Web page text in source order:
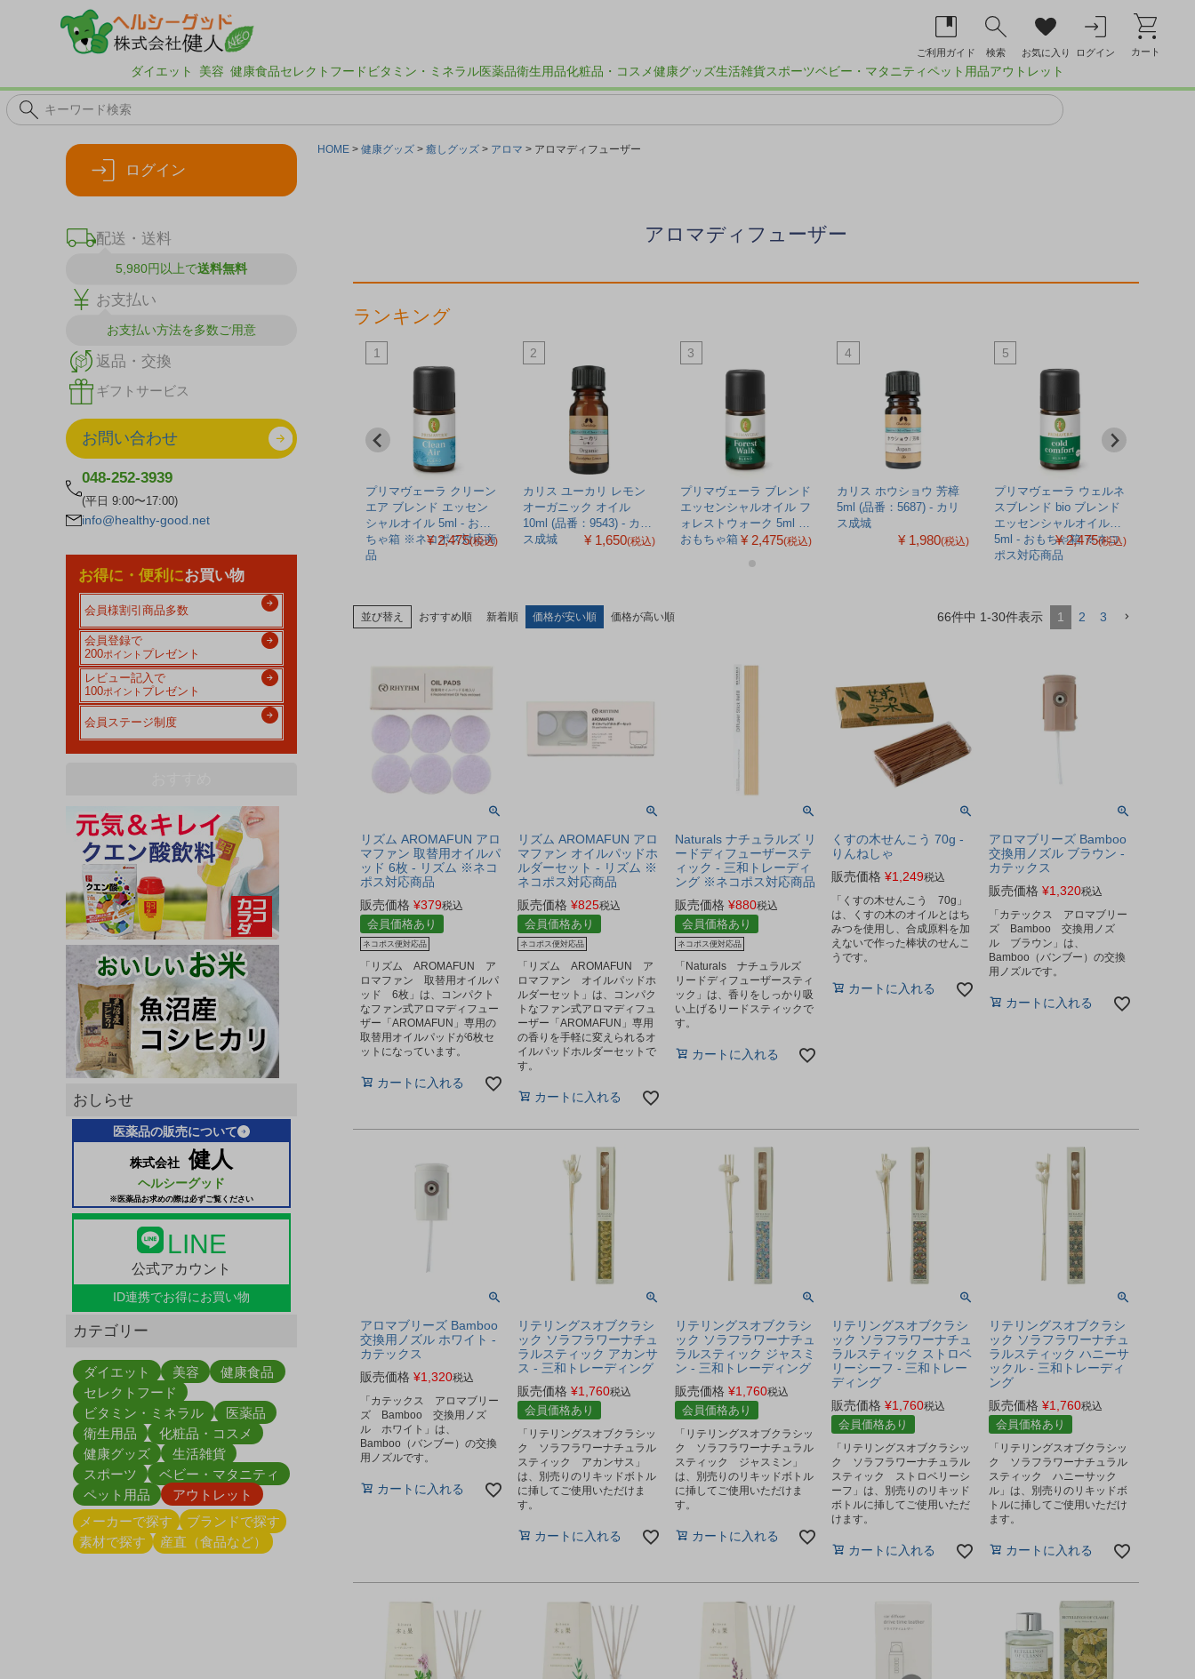
ご利用ガイド 検索 お気に入り ログイン カート
ダイエット 美容 健康食品セレクトフード ビタミン・ミネラル医薬品衛生用品化粧品・コスメ健康グッズ生活雑貨スポーツベビー・マタニティペット用品アウトレット
ログイン
配送・送料
5,980円以上で送料無料
お支払い
お支払い方法を多数ご用意
返品・交換
ギフトサービス
お問い合わせ
048-252-3939
(平日 9:00〜17:00)
info@healthy-good.net
お得に・便利にお買い物
会員様割引商品多数
会員登録で
200ポイント プレゼント
レビュー記入で
100ポイント プレゼント
会員ステージ制度
おしらせ
医薬品の販売について
株式会社 健人
ヘルシーグッド
※医薬品お求めの際は必ずご覧ください
LINE
公式アカウント
ID連携でお得にお買い物
カテゴリー
ダイエット 美容
健康食品
セレクトフード
ビタミン・ミネラル
医薬品
衛生用品
化粧品・コスメ
健康グッズ
生活雑貨
スポーツ
ベビー・マタニティ
ペット用品
アウトレット
メーカーで探す
ブランドで探す
素材で探す
産直（食品など）
HOME 健康グッズ 癒しグッズ アロマ アロマディフューザー
アロマディフューザー
ランキング
3秒補整ビューティシェ
イプブラ L - コジット
ャルオイル 5ml - おもち
1
プリマヴェーラ クリーン
エア ブレンド エッセン
シャルオイル 5ml - おも
ちゃ箱 ※ネコポス対応商
品
¥ 2,475(税込)
2
カリス ユーカリ レモン
オーガニック オイル
10ml (品番：9543) - カリ
ス成城
¥ 1,650(税込)
3
プリマヴェーラ ブレンド
エッセンシャルオイル フ
ォレストウォーク 5ml -
おもちゃ箱 ¥ 2,475(税込)
4
カリス ホウショウ 芳樟
5ml (品番：5687) - カリ
ス成城
¥ 1,980(税込)
5
プリマヴェーラ ウェルネ
スブレンド bio ブレンド
エッセンシャルオイル
5ml - おもちゃ箱 ※ネコ
ポス対応商品
¥ 2,475(税込)
並び替え おすすめ順 新着順 価格が安い順 価格が高い順 66件中 1-30件表示 1 2 3
リズム AROMAFUN アロ
マファン 取替用オイルパ
ッド 6枚 - リズム ※ネコ
ポス対応商品
販売価格 ¥379税込
会員価格あり
ネコポス便対応品
「リズム AROMAFUN ア
ロマファン 取替用オイルパ
ッド 6枚」は、コンパクト
なファン式アロマディフュー
ザー「AROMAFUN」専用の
取替用オイルパッドが6枚セ
ットになっています。
カートに入れる
リズム AROMAFUN アロ
マファン オイルパッドホ
ルダーセット - リズム ※
ネコポス対応商品
販売価格 ¥825税込
会員価格あり
ネコポス便対応品
「リズム AROMAFUN ア
ロマファン オイルパッドホ
ルダーセット」は、コンパク
トなファン式アロマディフュ
ーザー「AROMAFUN」専用
の香りを手軽に変えられるオ
イルパッドホルダーセットで
す。
カートに入れる
Naturals ナチュラルズ リ
ードディフューザーステ
ィック - 三和トレーディ
ング ※ネコポス対応商品
販売価格 ¥880税込
会員価格あり
ネコポス便対応品
「Naturals ナチュラルズ
リードディフューザースティ
ック」は、香りをしっかり吸
い上げるリードスティックで
す。
カートに入れる
くすの木せんこう 70g -
りんねしゃ
販売価格 ¥1,249税込
「くすの木せんこう 70g」
は、くすの木のオイルとはち
みつを使用し、合成原料を加
えないで作った棒状のせんこ
うです。
カートに入れる
アロマブリーズ Bamboo
交換用ノズル ブラウン -
カテックス
販売価格 ¥1,320税込
「カテックス アロマブリー
ズ Bamboo 交換用ノズ
ル ブラウン」は、
Bamboo（バンブー）の交換
用ノズルです。
カートに入れる
アロマブリーズ Bamboo
交換用ノズル ホワイト -
カテックス
販売価格 ¥1,320税込
「カテックス アロマブリー
ズ Bamboo 交換用ノズ
ル ホワイト」は、
Bamboo（バンブー）の交換
用ノズルです。
カートに入れる
リテリングスオブクラシ
ック ソラフラワーナチュ
ラルスティック アカンサ
ス - 三和トレーディング
販売価格 ¥1,760税込
会員価格あり
「リテリングスオブクラシッ
ク ソラフラワーナチュラル
スティック アカンサス」
は、別売りのリキッドボトル
に挿してご使用いただけま
す。
カートに入れる
リテリングスオブクラシ
ック ソラフラワーナチュ
ラルスティック ジャスミ
ン - 三和トレーディング
販売価格 ¥1,760税込
会員価格あり
「リテリングスオブクラシッ
ク ソラフラワーナチュラル
スティック ジャスミン」
は、別売りのリキッドボトル
に挿してご使用いただけま
す。
カートに入れる
リテリングスオブクラシ
ック ソラフラワーナチュ
ラルスティック ストロベ
リーシーフ - 三和トレー
ディング
販売価格 ¥1,760税込
会員価格あり
「リテリングスオブクラシッ
ク ソラフラワーナチュラル
スティック ストロベリーシ
ーフ」は、別売りのリキッド
ボトルに挿してご使用いただ
けます。
カートに入れる
リテリングスオブクラシ
ック ソラフラワーナチュ
ラルスティック ハニーサ
ックル - 三和トレーディ
ング
販売価格 ¥1,760税込
会員価格あり
「リテリングスオブクラシッ
ク ソラフラワーナチュラル
スティック ハニーサック
ル」は、別売りのリキッドボ
トルに挿してご使用いただけ
ます。
カートに入れる